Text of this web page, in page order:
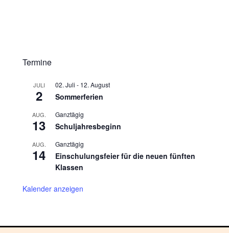
Termine
JULI
2
02. Juli - 12. August
Sommerferien
AUG.
13
Ganztägig
Schuljahresbeginn
AUG.
14
Ganztägig
Einschulungsfeier für die neuen fünften
Klassen
Kalender anzeigen